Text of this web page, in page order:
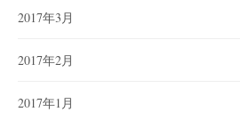
2017年3月
2017年2月
2017年1月